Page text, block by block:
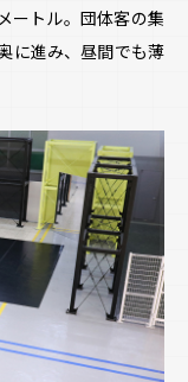
ートル。団体客の集
に進み、昼間でも薄